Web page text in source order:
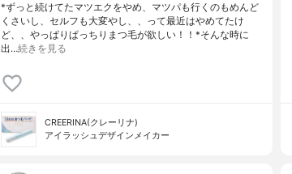
*ずっと続けてたマツエクをやめ、マツパも行くのもめんど
くさいし、セルフも大変やし、、って最近はやめてたけ
ど、、やっぱりぱっちりまつ毛が欲しい！！⁡*そんな時に
出…続きを見る
CREERINA(クレーリナ)
アイラッシュデザインメイカー